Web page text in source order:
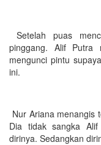
Setelah puas
pinggang. Alif Putra
mengunci pintu
ini.
Nur Ariana menangis
Dia tidak sangka
dirinya. Sedangkan